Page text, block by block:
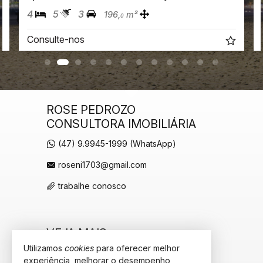
4 5 3 196,0 m²
Consulte-nos
ROSE PEDROZO
CONSULTORA IMOBILIÁRIA
(47) 9.9945-1999 (WhatsApp)
roseni1703@gmail.com
trabalhe conosco
VEJA MAIS
receba nosso newsletter
Utilizamos cookies para oferecer melhor
experiência, melhorar o desempenho,